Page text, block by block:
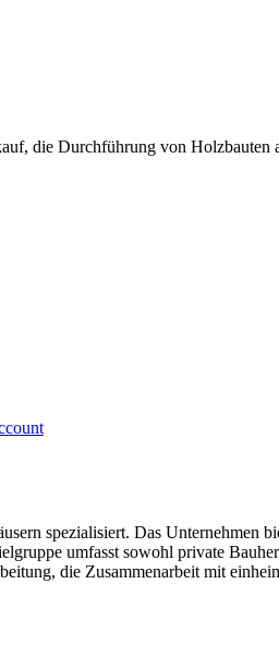
die Durchführung von Holzbauten
spezialisiert. Das Unternehmen
umfasst sowohl private
die Zusammenarbeit mit